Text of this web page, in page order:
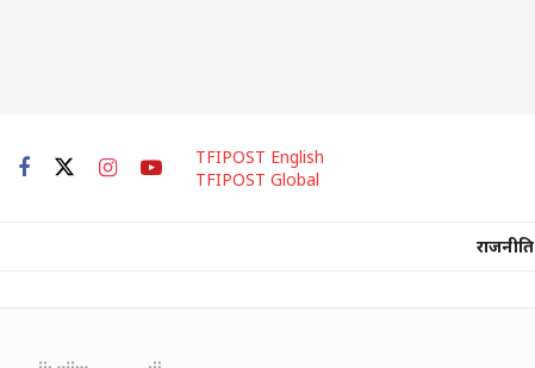
TFIPOST English
TFIPOST Global
राजनीति